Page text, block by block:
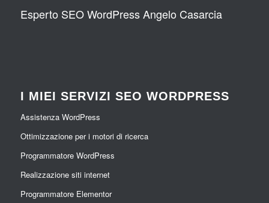
Esperto SEO WordPress Angelo Casarcia
I MIEI SERVIZI SEO WORDPRESS
Assistenza WordPress
Ottimizzazione per i motori di ricerca
Programmatore WordPress
Realizzazione siti internet
Programmatore Elementor